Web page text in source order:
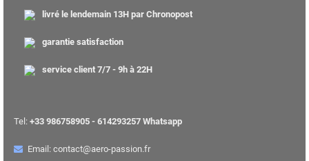
livré le lendemain 13H par Chronopost
garantie satisfaction
service client 7/7 - 9h à 22H
Tel: +33 986758905 - 614293257 Whatsapp
Email: contact@aero-passion.fr